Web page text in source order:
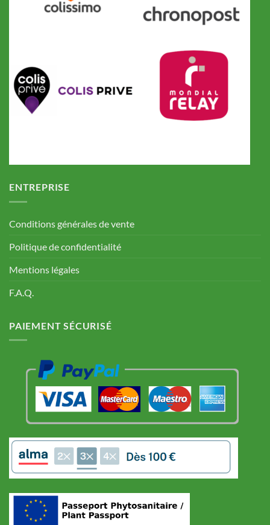
ENTREPRISE
Conditions générales de vente
Politique de confidentialité
Mentions légales
F.A.Q.
PAIEMENT SÉCURISÉ